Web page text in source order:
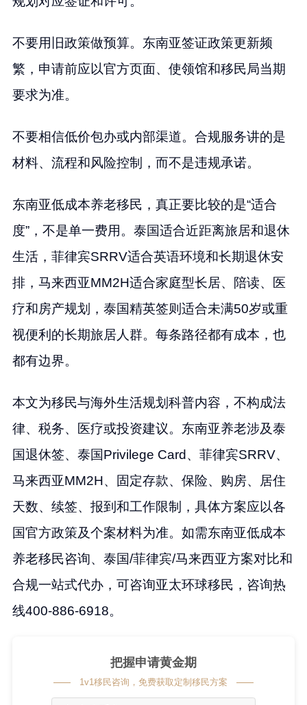
不要用旧政策做预算。东南亚签证政策更新频
繁，申请前应以官方页面、使领馆和移民局当期
要求为准。
不要相信低价包办或内部渠道。合规服务讲的是
材料、流程和风险控制，而不是违规承诺。
东南亚低成本养老移民，真正要比较的是“适合
度”，不是单一费用。泰国适合近距离旅居和退休
生活，菲律宾SRRV适合英语环境和长期退休安
排，马来西亚MM2H适合家庭型长居、陪读、医
疗和房产规划，泰国精英签则适合未满50岁或重
视便利的长期旅居人群。每条路径都有成本，也
都有边界。
本文为移民与海外生活规划科普内容，不构成法
律、税务、医疗或投资建议。东南亚养老涉及泰
国退休签、泰国Privilege Card、菲律宾SRRV、
马来西亚MM2H、固定存款、保险、购房、居住
天数、续签、报到和工作限制，具体方案应以各
国官方政策及个案材料为准。如需东南亚低成本
养老移民咨询、泰国/菲律宾/马来西亚方案对比和
合规一站式代办，可咨询亚太环球移民，咨询热
线400-886-6918。
把握申请黄金期
1v1移民咨询，免费获取定制移民方案